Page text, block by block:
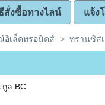
สั่งซื้อทางไลน์ แจ้ง
อิเล็คทรอนิคส์ > ทรานซิส
ล BC